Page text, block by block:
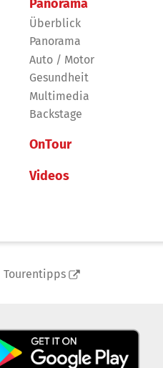
Panorama
Überblick
Panorama
Auto / Motor
Gesundheit
Multimedia
Backstage
OnTour
Videos
Tourentipps